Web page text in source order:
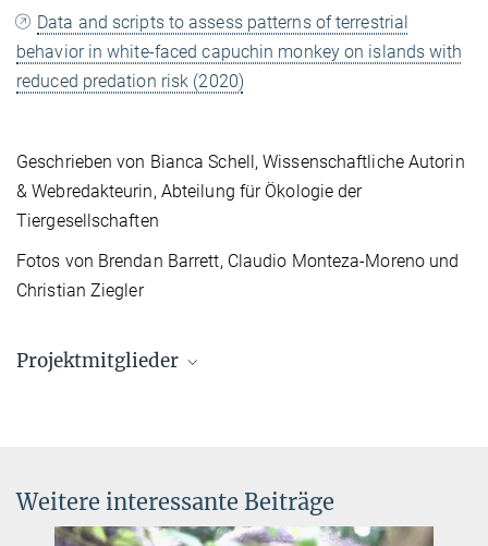
Data and scripts to assess patterns of terrestrial
behavior in white-faced capuchin monkey on islands with
reduced predation risk (2020)
Geschrieben von Bianca Schell, Wissenschaftliche Autorin
& Webredakteurin, Abteilung für Ökologie der
Tiergesellschaften
Fotos von Brendan Barrett, Claudio Monteza-Moreno und
Christian Ziegler
Projektmitglieder
© Zoë Goldsborough
zgoldsborough@ab.mpg.de
zgoldsborough@outlook.com
Weitere interessante Beiträge